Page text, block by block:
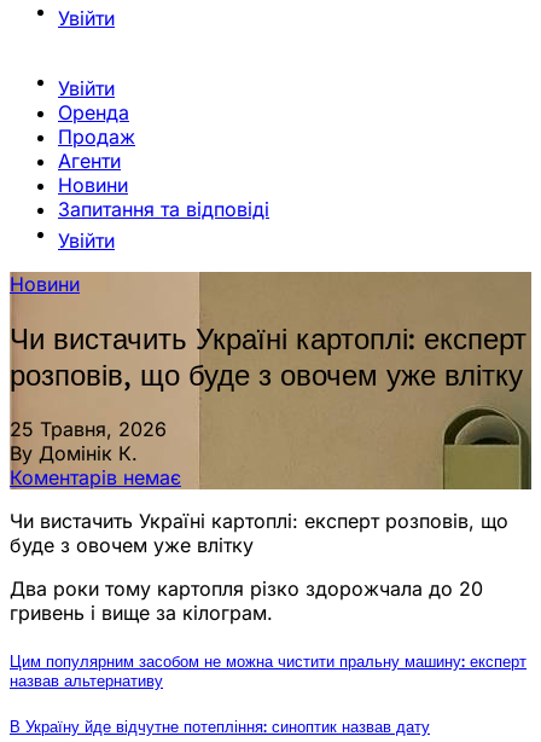
Увійти
Увійти
Оренда
Продаж
Агенти
Новини
Запитання та відповіді
Увійти
Новини
Чи вистачить Україні картоплі: експерт
розповів, що буде з овочем уже влітку
25 Травня, 2026
By Домінік К.
Коментарів немає
Чи вистачить Україні картоплі: експерт розповів, що
буде з овочем уже влітку
Два роки тому картопля різко здорожчала до 20
гривень і вище за кілограм.
Цим популярним засобом не можна чистити пральну машину: експерт
назвав альтернативу
В Україну йде відчутне потепління: синоптик назвав дату